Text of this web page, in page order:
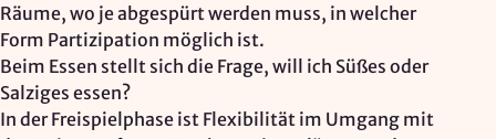
Räume, wo je abgespürt werden muss, in welcher
Form Partizipation möglich ist.
Beim Essen stellt sich die Frage, will ich Süßes oder
Salziges essen?
In der Freispielphase ist Flexibilität im Umgang mit